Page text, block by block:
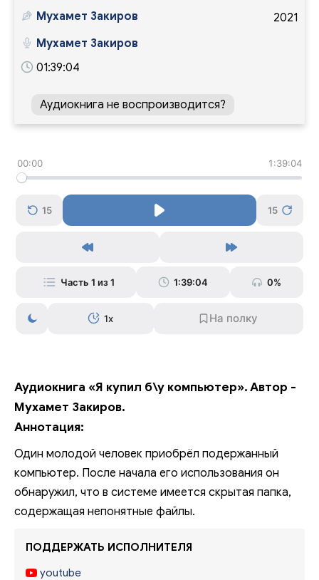
2021
Мухамет Закиров
Мухамет Закиров
01:39:04
Аудиокнига не воспроизводится?
00:00 1:39:04
15 15
Часть 1 из 1 1:39:04 0%
1x
Аудиокнига «Я купил б\у компьютер». Автор -
Мухамет Закиров.
Аннотация:
Один молодой человек приобрёл подержанный
компьютер. После начала его использования он
обнаружил, что в системе имеется скрытая папка,
содержащая непонятные файлы.
ПОДДЕРЖАТЬ ИСПОЛНИТЕЛЯ
youtube